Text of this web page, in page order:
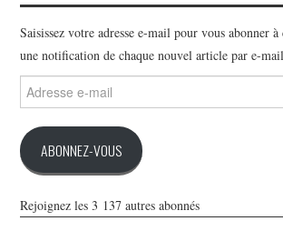
Saisissez votre adresse e-mail pour vous abonner
une notification de chaque nouvel article par e-
Adresse
e-
ABONNEZ-VOUS
Rejoignez les 3 137 autres abonnés